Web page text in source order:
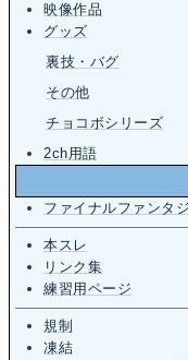
映像作品
グッズ
裏技・バグ
その他
チョコボシリーズ
2ch用語
ファイナルファンタ
本スレ
リンク集
練習用ページ
規制
凍結